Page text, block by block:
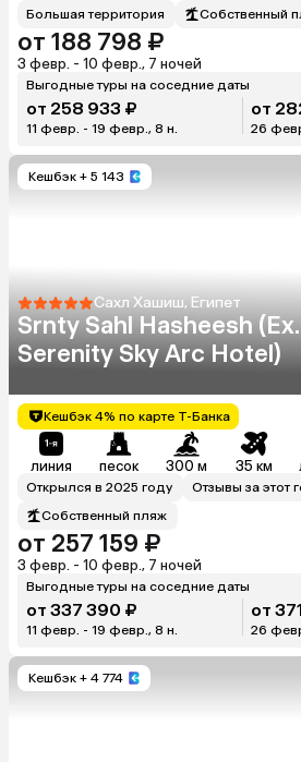
Большая территория Собственный
от 188 798 ₽
3 февр. - 10 февр., 7 ночей
Выгодные туры на соседние даты
от 258 933 ₽
11 февр. - 19 февр., 8 н.
от
26
Кешбэк + 5 143
Сахл Хашиш, Египет
Srnty Sahl Hasheesh (Ex.
Serenity Sky Arc Hotel)
Кешбэк 4% по карте Т-Банка
линия песок 300 м 35 км
Открылся в 2025 году
Отзывы за этот
Собственный пляж
от 257 159 ₽
3 февр. - 10 февр., 7 ночей
Выгодные туры на соседние даты
от 337 390 ₽
11 февр. - 19 февр., 8 н.
от
26
Кешбэк + 4 774